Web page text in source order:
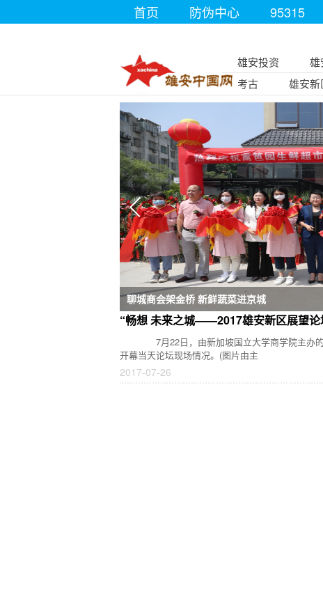
首页 防伪中心 95315
雄安投资 雄
考古
雄安新
聊城商会架金桥 新鲜蔬菜进京城
“畅想 未来之城——2017雄安新区展望论
7月22日，由新加坡国立大学商学院主办的“
开幕当天论坛现场情况。(图片由主
2017-07-26